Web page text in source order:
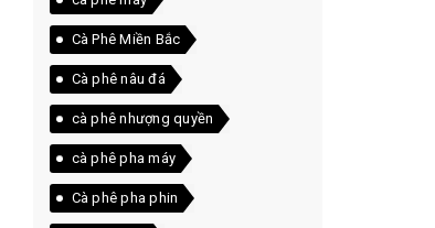
Cà Phê Miền Bắc
Cà phê nâu đá
cà phê nhượng quyền
cà phê pha máy
Cà phê pha phin